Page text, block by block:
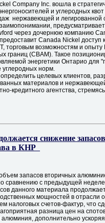
Company Inc. вошла в
и углеродных
нержавеющей и легированной
через дочернюю компанию
Canada Nickel доступ
торговым возможностям и
границ (CBAM). Такое
энергетики Онтарио для
углеродных норм.
целевых клиентов,
материалов и
кредитного агентства,
снижение
в КНР
запасов вторичных
сравнению с предыдущей
данного материала
мощностей в отрасли
налоговых счетов-фактур, что
разница цен на
дополнительно